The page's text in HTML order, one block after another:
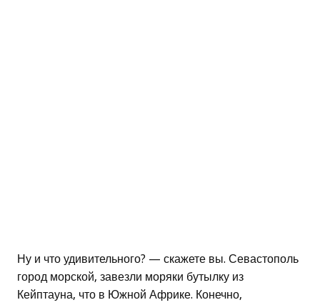
Ну и что удивительного? — скажете вы. Севастополь
город морской, завезли моряки бутылку из
Кейптауна, что в Южной Африке. Конечно,